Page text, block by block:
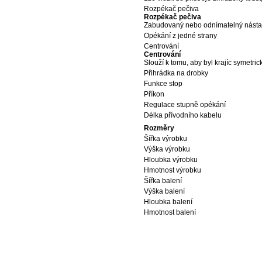
Rozpékač pečiva
Rozpékač pečiva
Zabudovaný nebo odnímatelný
Opékání z jedné strany
Centrování
Centrování
Slouží k tomu, aby byl krajíc
Přihrádka na drobky
Funkce stop
Příkon
Regulace stupně opékání
Délka přívodního kabelu
Rozměry
Šířka výrobku
Výška výrobku
Hloubka výrobku
Hmotnost výrobku
Šířka balení
Výška balení
Hloubka balení
Hmotnost balení